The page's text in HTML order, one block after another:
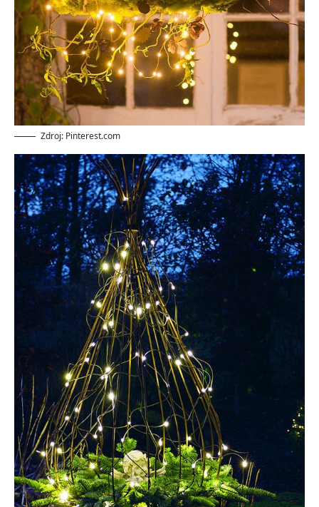
Zdroj: Pinterest.com